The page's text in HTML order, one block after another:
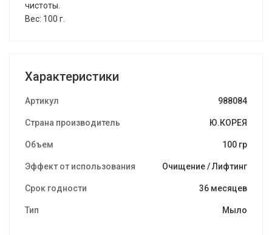
чистоты.
Вес: 100 г.
Характеристики
Артикул 988084
Страна производитель Ю.КОРЕЯ
Объем 100 гр
Эффект от использования Очищение / Лифтинг
Срок годности 36 месяцев
Тип Мыло